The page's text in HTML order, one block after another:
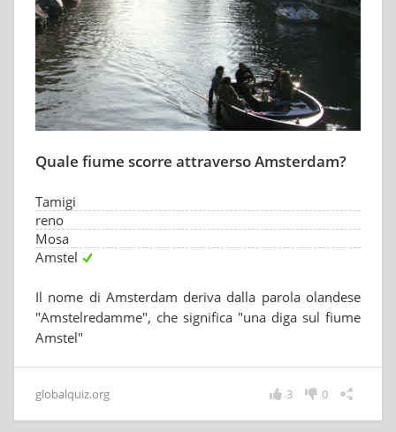
Quale fiume scorre attraverso Amsterdam?
Tamigi
reno
Mosa
Amstel
Il nome di Amsterdam deriva dalla parola olandese
"Amstelredamme", che significa "una diga sul fiume
Amstel"
globalquiz.org 0
3